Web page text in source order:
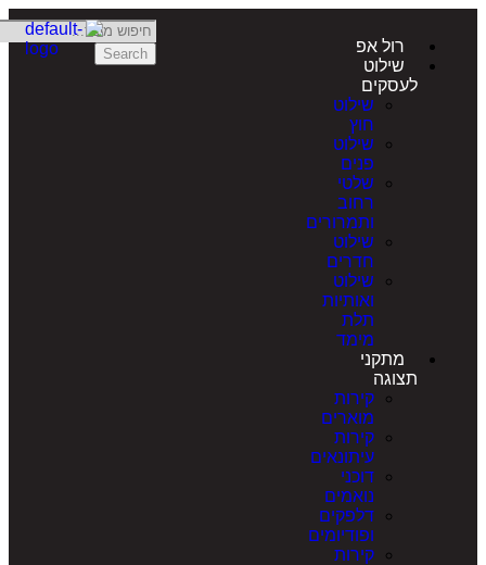
רול אפ
שילוט
לעסקים
שילוט
שילוט
שלטי
ותמרורים
שילוט
חדרים
שילוט
ואותיות
מתקני
קירות
מוארים
קירות
עיתונאים
דוכני
נואמים
דלפקים
ופודיומים
קירות
Search